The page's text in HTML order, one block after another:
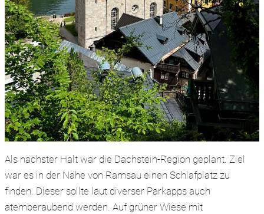
Als nächster Halt war die Dachstein-Region geplant. Ziel
war es in der Nähe von Ramsau einen Schlafplatz zu
finden. Dieser sollte laut diverser Parkapps auch
atemberaubend werden. Auf grüner Wiese mit